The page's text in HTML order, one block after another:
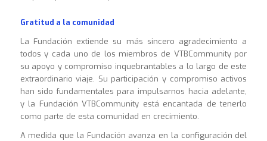
Gratitud a la comunidad
La Fundación extiende su más sincero agradecimiento a
todos y cada uno de los miembros de VTBCommunity por
su apoyo y compromiso inquebrantables a lo largo de este
extraordinario viaje. Su participación y compromiso activos
han sido fundamentales para impulsarnos hacia adelante,
y la Fundación VTBCommunity está encantada de tenerlo
como parte de esta comunidad en crecimiento.
A medida que la Fundación avanza en la configuración del